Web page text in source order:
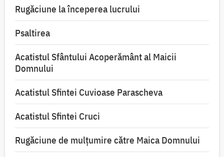
Rugăciune la începerea lucrului
Psaltirea
Acatistul Sfântului Acoperământ al Maicii
Domnului
Acatistul Sfintei Cuvioase Parascheva
Acatistul Sfintei Cruci
Rugăciune de mulţumire către Maica Domnului